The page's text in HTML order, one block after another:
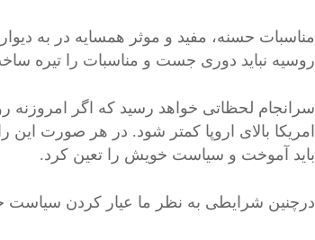
مناسبات حسنه، مفید و موثر همسایه در به
روسیه نباید دوری جست و مناسبات را تیره
سرانجام لحظاتی خواهد رسید که اگر
امریکا بالای اروپا کمتر شود. در هر صورت
باید آموخت و سیاست خویش را تعین کرد.
درچنین شرایطی به نظر ما عیار کردن سیاست